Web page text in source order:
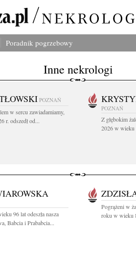
Poradnik pogrzebowy
Inne nekrologi
POZNAŃ
w sercu zawiadamiamy,
r. odszedł od...
POZNAŃ
Z głębokim
2026 w wieku
96 lat odeszła nasza
Babcia i Prababcia...
Pogrążeni w
roku w wieku